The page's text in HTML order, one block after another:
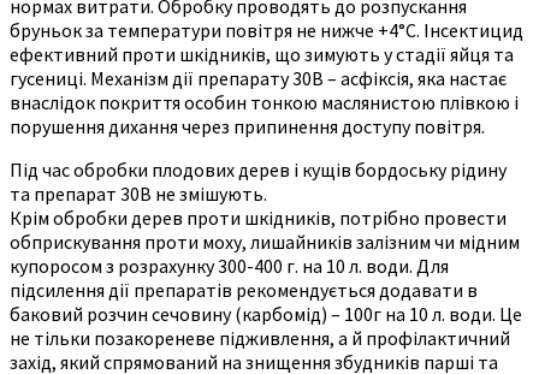
нормах витрати. Обробку проводять до розпускання
бруньок за температури повітря не нижче +4°С. Інсектицид
ефективний проти шкідників, що зимують у стадії яйця та
гусениці. Механізм дії препарату 30В – асфіксія, яка настає
внаслідок покриття особин тонкою маслянистою плівкою і
порушення дихання через припинення доступу повітря.
Під час обробки плодових дерев і кущів бордоську рідину
та препарат 30В не змішують.
Крім обробки дерев проти шкідників, потрібно провести
обприскування проти моху, лишайників залізним чи мідним
купоросом з розрахунку 300-400 г. на 10 л. води. Для
підсилення дії препаратів рекомендується додавати в
баковий розчин сечовину (карбомід) – 100г на 10 л. води. Це
не тільки позакореневе підживлення, а й профілактичний
захід, який спрямований на знищення збудників парші та